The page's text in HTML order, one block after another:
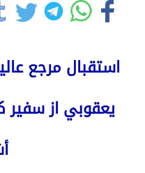
استقبال مرجع
يعقوبي از سفير